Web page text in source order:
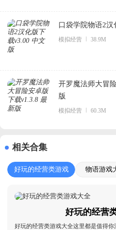
口袋学院物语2汉
模拟经营 38.9M
开罗魔法师大冒
版
模拟经营 60.3M
相关合集
好玩的经营类游戏
物语游戏
好玩的经营
好玩的经营类游戏大全这里都是值得